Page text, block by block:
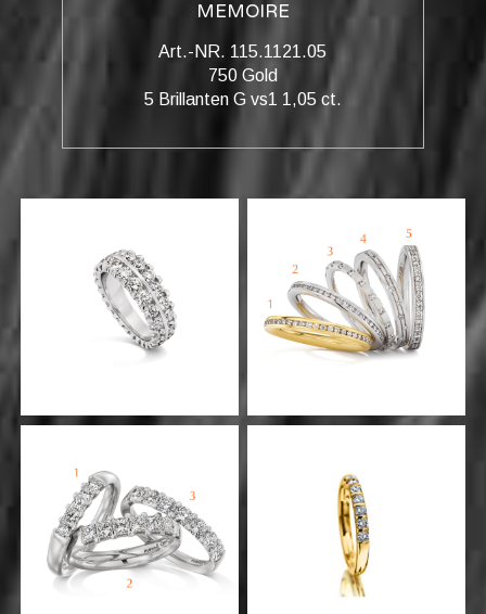
MEMOIRE
Art.-NR. 115.1121.05
750 Gold
5 Brillanten G vs1 1,05 ct.